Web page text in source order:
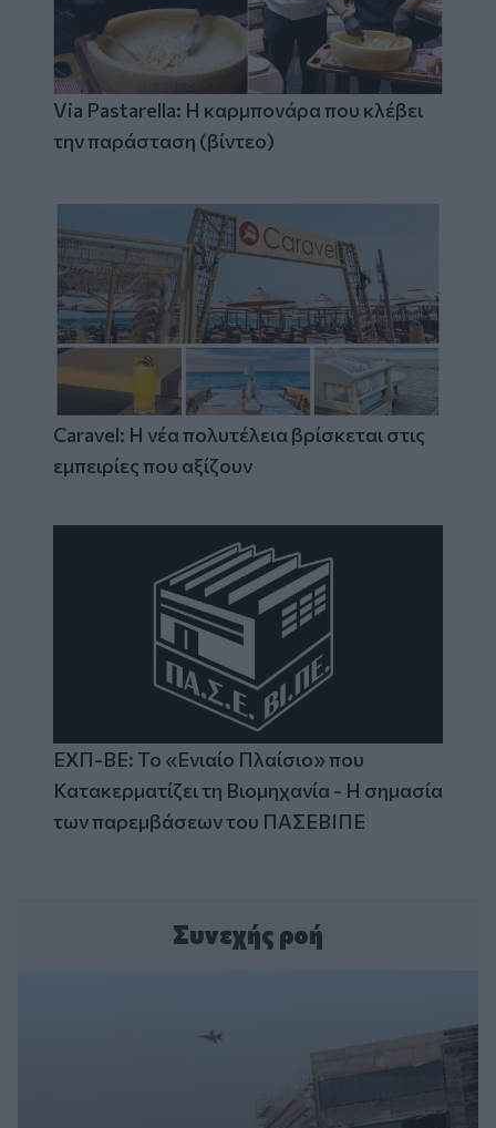
Via Pastarella: Η καρμπονάρα που κλέβει
την παράσταση (βίντεο)
Caravel: Η νέα πολυτέλεια βρίσκεται στις
εμπειρίες που αξίζουν
ΕΧΠ-ΒΕ: Το «Ενιαίο Πλαίσιο» που
Κατακερματίζει τη Βιομηχανία - Η σημασία
των παρεμβάσεων του ΠΑΣΕΒΙΠΕ
Συνεχής ροή